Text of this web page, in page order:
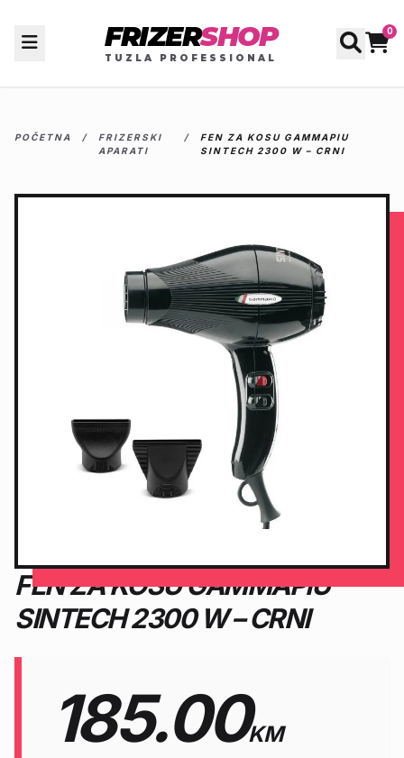
FRIZERSHOP
TUZLA PROFESSIONAL
0
POČETNA /
FRIZERSKI
APARATI
/
FEN ZA KOSU GAMMAPIU
SINTECH 2300 W – CRNI
FEN ZA KOSU GAMMAPIU
SINTECH 2300 W – CRNI
185.00KM